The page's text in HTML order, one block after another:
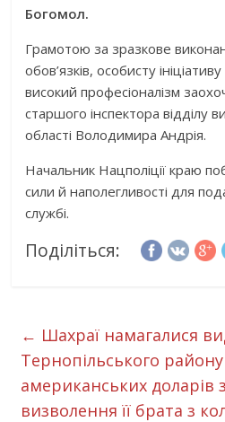
Богомол.
Грамотою за зразкове
обов’язків, особисту
високий професіоналізм
старшого інспектора відділу
області Володимира Андрія.
Начальник Нацполіції краю
сили й наполегливості для
службі.
Поділіться:
← Шахраї намагалися
Тернопільського
американських доларів
визволення її брата з